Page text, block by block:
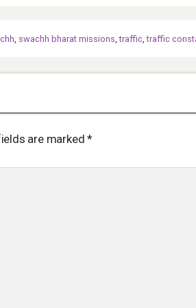
, swachh bharat missions,traffic,traffic
are marked*